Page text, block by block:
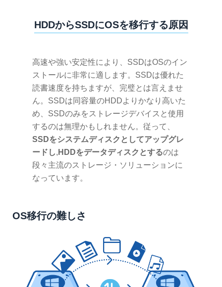
HDDからSSDにOSを移行する原因
高速や強い安定性により、SSDはOSのイン
ストールに非常に適します。SSDは優れた
読書速度を持ちますが、完璧とは言えませ
ん。SSDは同容量のHDDよりかなり高いた
め、SSDのみをストレージデバイスと使用
するのは無理かもしれません。従って、
SSDをシステムディスクとしてアップグレ
ードし, HDDをデータディスクとするのは
段々主流のストレージ・ソリューションに
なっています。
OS移行の難しさ